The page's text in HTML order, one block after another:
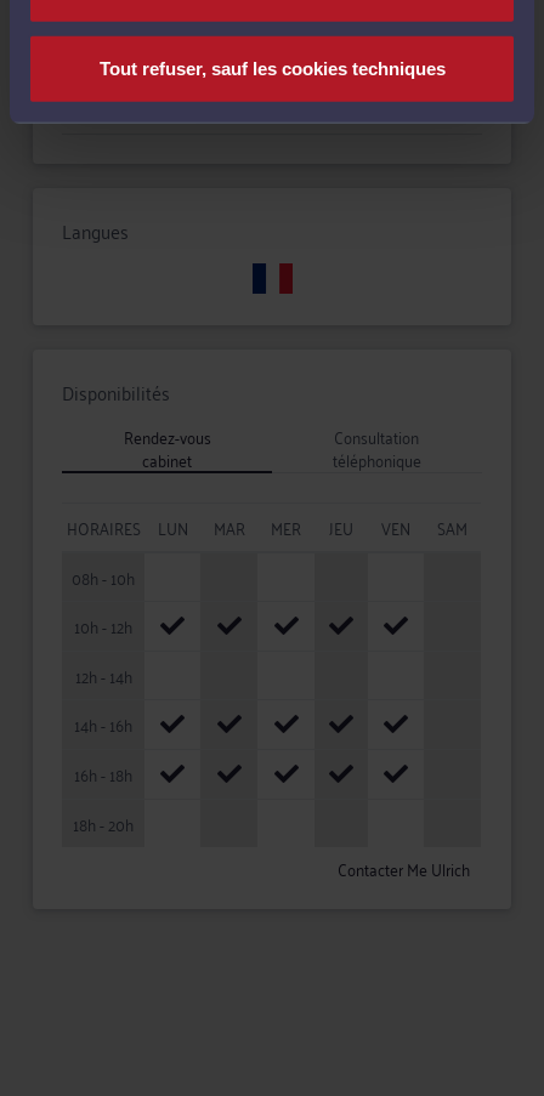
Tout refuser, sauf les cookies techniques
Droit de la famille, des personnes et de leur patrimoine
Droit du crédit et de la consommation
Langues
Disponibilités
Rendez-vous
cabinet
Consultation
téléphonique
HORAIRES LUN MAR MER JEU VEN
SAM
08h - 10h
10h - 12h
12h - 14h
14h - 16h
16h - 18h
18h - 20h
Contacter Me Ulrich